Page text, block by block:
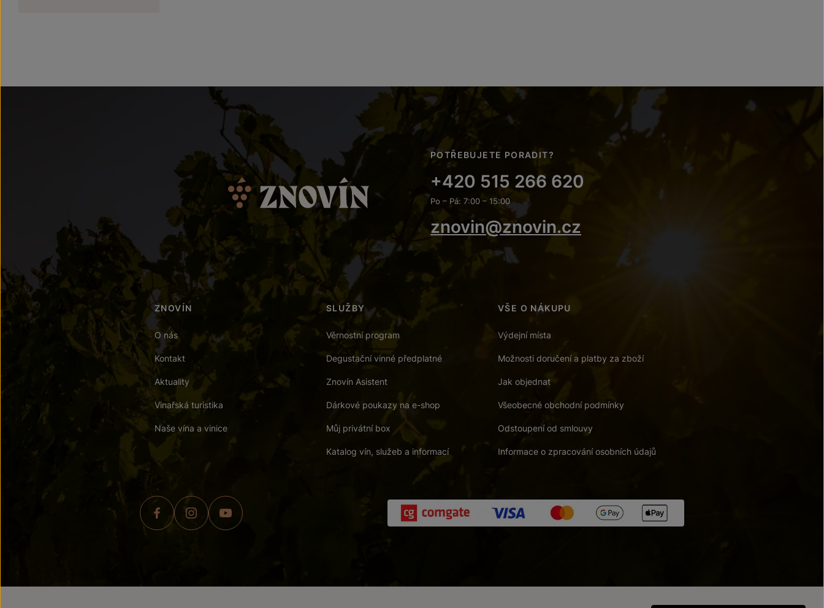
POTŘEBUJETE PORADIT?
+420 515 266 620
Po – Pá: 7:00 – 15:00
znovin@znovin.cz
ZNOVÍN
O nás
Kontakt
Aktuality
Vinařská turistika
Naše vína a vinice
SLUŽBY
Věrnostní program
Degustační vinné předplatné
Znovín Asistent
Dárkové poukazy na e-shop
Můj privátní box
Katalog vín, služeb a informací
VŠE O NÁKUPU
Výdejní místa
Možnosti doručení a platby za zboží
Jak objednat
Všeobecné obchodní podmínky
Odstoupení od smlouvy
Informace o zpracování osobních údajů